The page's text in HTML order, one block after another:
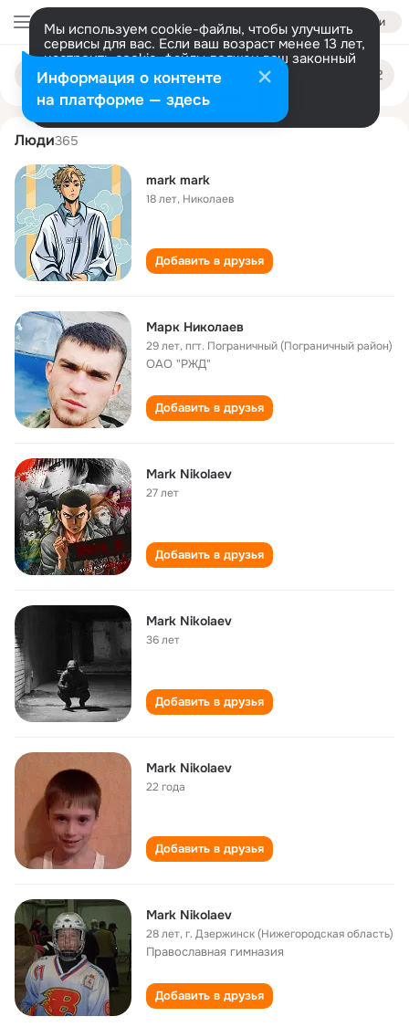
Войти
Мы используем cookie-файлы, чтобы улучшить
сервисы для вас. Если ваш возраст менее 13 лет,
настроить cookie-файлы должен ваш законный
представитель. Больше информации
Разрешить все Настроить
Поиск
людям
mark nikolaev
Люди365
mark mark
18 лет, Николаев
Добавить в друзья
Марк Николаев
29 лет,пгт. Пограничный (Пограничный район)
ОАО "РЖД"
Добавить в друзья
Mark Nikolaev
27 лет
Добавить в друзья
Mark Nikolaev
36 лет
Добавить в друзья
Mark Nikolaev
22 года
Добавить в друзья
Mark Nikolaev
28 лет,г. Дзержинск (Нижегородская область)
Православная гимназия
Добавить в друзья
Информация о контенте
на платформе — здесь